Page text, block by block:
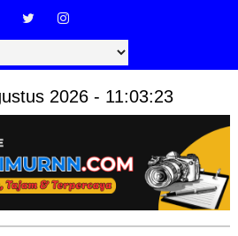
2026 - 11:03:25